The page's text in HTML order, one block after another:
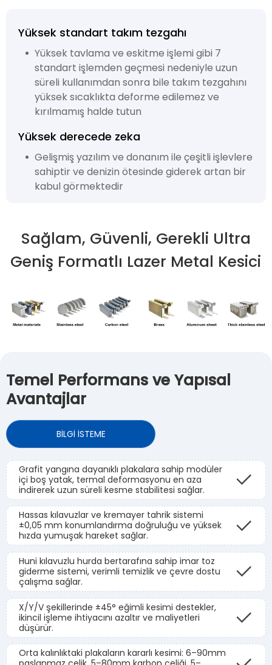
Yüksek standart takım tezgahı
Yüksek tavlama ve eskitme işlemi gibi 7
standart işlemden geçmesi nedeniyle uzun
süreli kullanımdan sonra bile takım tezgahını
yüksek sıcaklıkta deforme edilemez ve
kırılmamış halde tutun
Yüksek derecede zeka
Gelişmiş yazılım ve donanım ile çeşitli işlevlere
sahiptir ve denizin ötesinde giderek artan bir
kabul görmektedir
Sağlam, Güvenli, Gerekli Ultra
Geniş Formatlı Lazer Metal Kesici
Temel Performans ve Yapısal
Avantajlar
BİLGİ İSTEME
Grafit yangına dayanıklı plakalara sahip modüler
içi boş yatak, termal deformasyonu en aza
indirerek uzun süreli kesme stabilitesi sağlar.
Hassas kılavuzlar ve kremayer tahrik sistemi
±0,05 mm konumlandırma doğruluğu ve yüksek
hızda yumuşak hareket sağlar.
Huni kılavuzlu hurda bertarafına sahip imar toz
giderme sistemi, verimli temizlik ve çevre dostu
çalışma sağlar.
X/Y/V şekillerinde ±45° eğimli kesimi destekler,
ikincil işleme ihtiyacını azaltır ve maliyetleri
düşürür.
Orta kalınlıktaki plakaların kararlı kesimi: 6–90mm